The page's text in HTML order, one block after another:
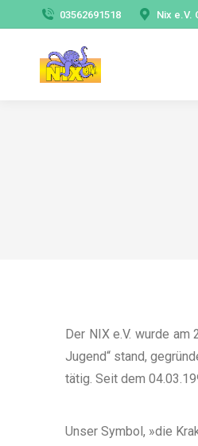
03562691518 Nix e.V.
Der NIX e.V. wurde
Jugend“ stand,
tätig. Seit dem
Unser Symbol, »die